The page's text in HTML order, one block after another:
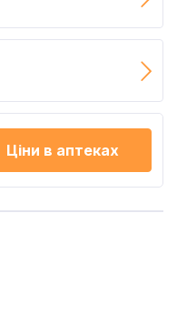
Ціни в аптеках